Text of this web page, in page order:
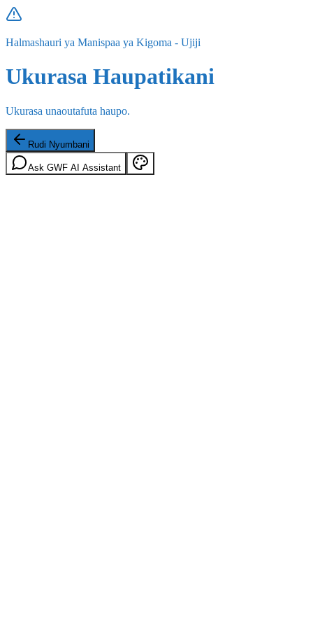
Halmashauri ya Manispaa ya Kigoma - Ujiji
Ukurasa Haupatikani
Ukurasa unaoutafuta haupo.
Rudi Nyumbani
Ask GWF AI Assistant